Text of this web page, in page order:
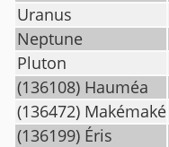
Uranus
Neptune
Pluton
(136108) Hauméa
(136472) Makémaké
(136199) Éris